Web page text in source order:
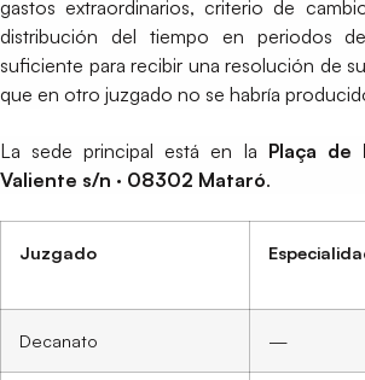
gastos extraordinarios, criterio de
distribución del tiempo en periodos
suficiente para recibir una resolución de
que en otro juzgado no se habría
La sede principal está en la Plaça de
Valiente s/n · 08302 Mataró.
Juzgado
Decanato —